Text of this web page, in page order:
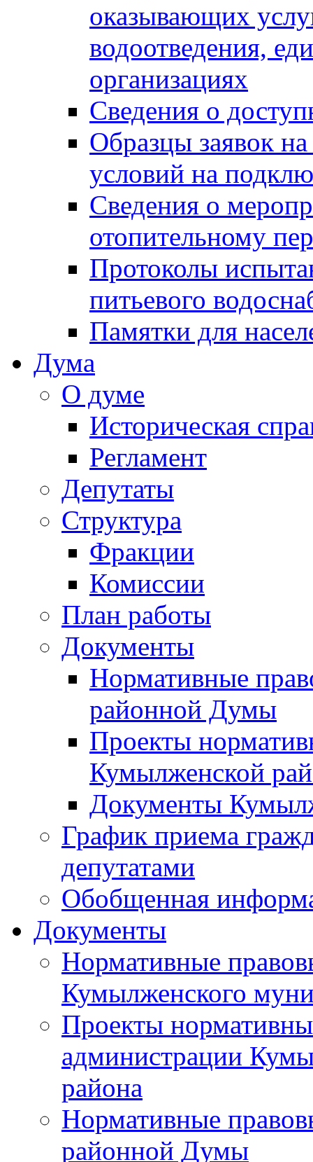
оказывающих
водоотведения,
организациях
Сведения о
Образцы заявок
условий на
Сведения о
отопительному
Протоколы
питьевого
Памятки для
Дума
О думе
Историческая
Регламент
Депутаты
Структура
Фракции
Комиссии
План работы
Документы
Нормативные
районной Думы
Проекты
Кумылженской
Документы
График приема
депутатами
Обобщенная
Документы
Нормативные
Кумылженского
Проекты
администрации
района
Нормативные
районной Думы